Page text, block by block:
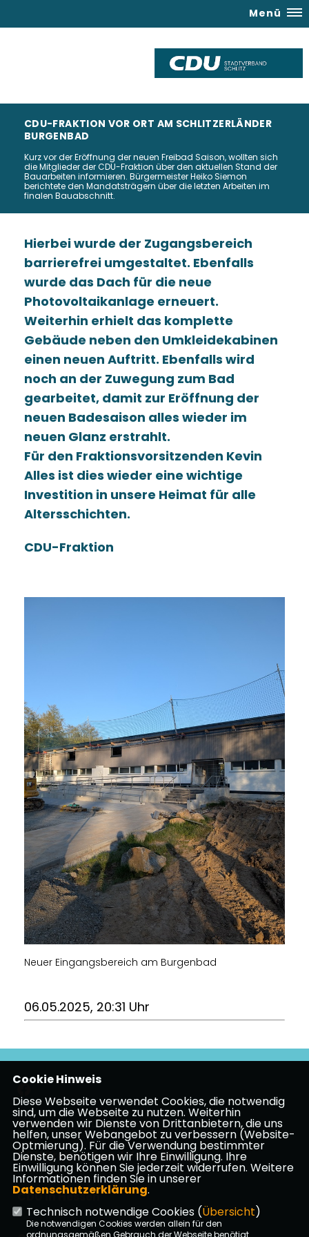
Menü
CDU-FRAKTION VOR ORT AM SCHLITZERLÄNDER
BURGENBAD
Kurz vor der Eröffnung der neuen Freibad Saison, wollten sich
die Mitglieder der CDU-Fraktion über den aktuellen Stand der
Bauarbeiten informieren. Bürgermeister Heiko Siemon
berichtete den Mandatsträgern über die letzten Arbeiten im
finalen Bauabschnitt.
Hierbei wurde der Zugangsbereich
barrierefrei umgestaltet. Ebenfalls
wurde das Dach für die neue
Photovoltaikanlage erneuert.
Weiterhin erhielt das komplette
Gebäude neben den Umkleidekabinen
einen neuen Auftritt. Ebenfalls wird
noch an der Zuwegung zum Bad
gearbeitet, damit zur Eröffnung der
neuen Badesaison alles wieder im
neuen Glanz erstrahlt.
Für den Fraktionsvorsitzenden Kevin
Alles ist dies wieder eine wichtige
Investition in unsere Heimat für alle
Altersschichten.
CDU-Fraktion
Neuer Eingangsbereich am Burgenbad
06.05.2025, 20:31 Uhr
Impressum Datenschutz Kontakt
CDU Kreisverband Vogelsberg
CDU in Hessen
Cookie Hinweis
Diese Webseite verwendet Cookies, die notwendig
sind, um die Webseite zu nutzen. Weiterhin
verwenden wir Dienste von Drittanbietern, die uns
helfen, unser Webangebot zu verbessern (Website-
Optmierung). Für die Verwendung bestimmter
Dienste, benötigen wir Ihre Einwilligung. Ihre
Einwilligung können Sie jederzeit widerrufen. Weitere
Informationen finden Sie in unserer
Datenschutzerklärung.
Technisch notwendige Cookies (Übersicht)
Die notwendigen Cookies werden allein für den
ordnungsgemäßen Gebrauch der Webseite benötigt.